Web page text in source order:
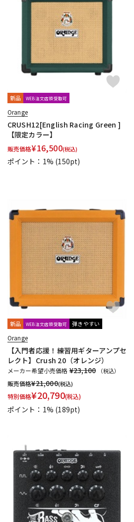
新品 WEB注文店頭受取可
Orange
CRUSH12[English Racing Green ]
【限定カラー】
販売価格¥16,500(税込)
ポイント：1% (150pt)
新品 WEB注文店頭受取可 弾きやすい
Orange
【入門者応援！練習用ギターアンプセ
レクト】Crush 20（オレンジ）
メーカー希望小売価格 ¥23,100 （税込）
販売価格¥21,000(税込)
特別価格¥20,790(税込)
ポイント：1% (189pt)